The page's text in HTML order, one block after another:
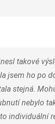
takové
jsem ho po
stejná.
nebylo
individuální